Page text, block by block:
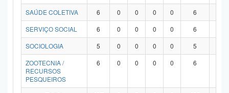
SAÚDE COLETIVA
6 0 0 0 0 6
SERVIÇO SOCIAL
6 0 0 0 0 6
SOCIOLOGIA
5 0 0 0 0 5
ZOOTECNIA /
RECURSOS
PESQUEIROS
6 0 0 0 0 6